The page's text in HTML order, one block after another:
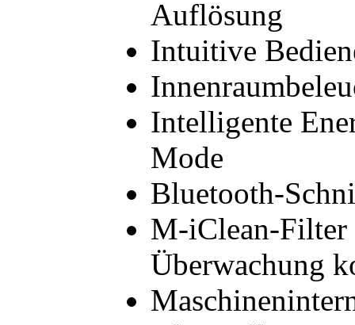
Auflösung
Intuitive
Intelligente
Mode
Bluetooth-
M-iClean-
Überwachung